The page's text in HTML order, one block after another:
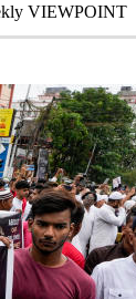
VIEWPOINT